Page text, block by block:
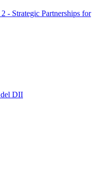
- Strategic Partnerships for
del DII